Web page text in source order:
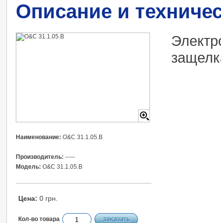
Описание и
Наименование: O&C 31.1.05.B
Производитель: -----
Модель: O&C 31.1.05.B
Цена: 0 грн.
Кол-во товара